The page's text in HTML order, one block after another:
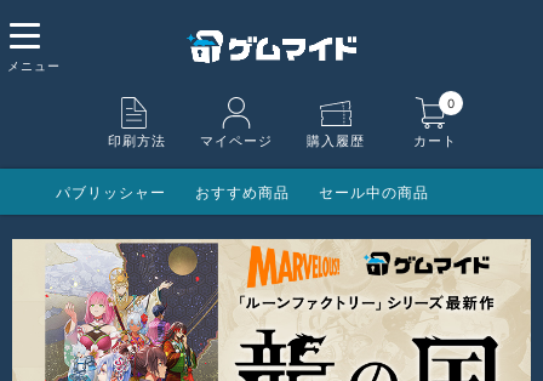
印刷方法 マイページ 購入履歴 カート
0
パブリッシャー おすすめ商品 セール中の商品